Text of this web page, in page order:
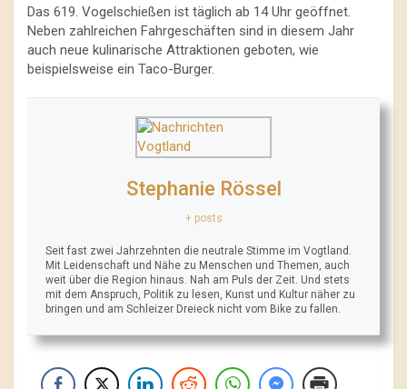
Das 619. Vogelschießen ist täglich ab 14 Uhr geöffnet.
Neben zahlreichen Fahrgeschäften sind in diesem Jahr
auch neue kulinarische Attraktionen geboten, wie
beispielsweise ein Taco-Burger.
Stephanie Rössel
+ posts
Seit fast zwei Jahrzehnten die neutrale Stimme im Vogtland.
Mit Leidenschaft und Nähe zu Menschen und Themen, auch
weit über die Region hinaus. Nah am Puls der Zeit. Und stets
mit dem Anspruch, Politik zu lesen, Kunst und Kultur näher zu
bringen und am Schleizer Dreieck nicht vom Bike zu fallen.